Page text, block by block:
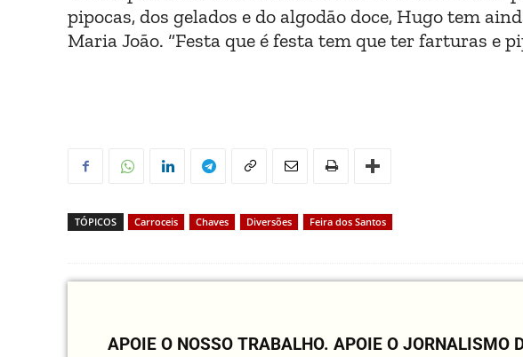
pipocas, dos gelados e do algodão doce, Hugo tem
Maria João. “Festa que é festa tem que ter farturas e
TÓPICOS Carroceis Chaves Diversões Feira dos Santos
APOIE O NOSSO TRABALHO. APOIE O JORNALISMO